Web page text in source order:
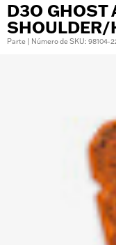
D3O GHOST
SHOULDER/
Parte | Número de SKU: 98104-